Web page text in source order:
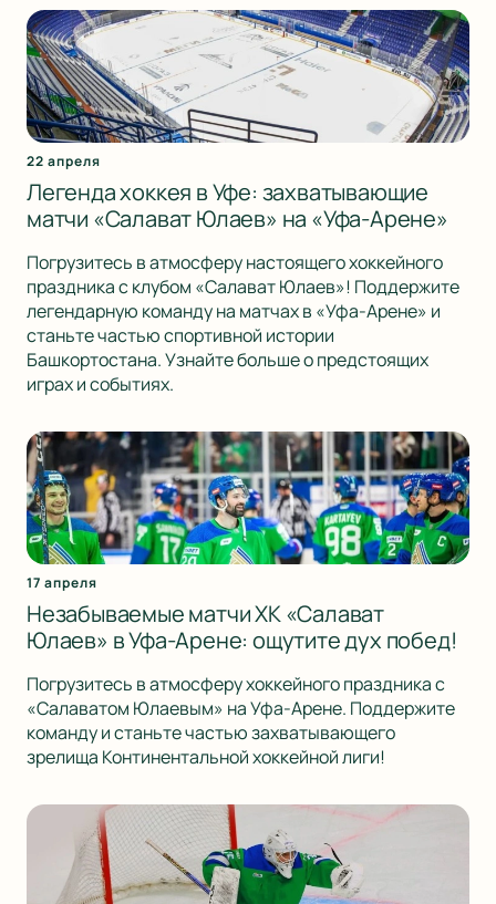
22 апреля
Легенда хоккея в Уфе: захватывающие
матчи «Салават Юлаев» на «Уфа-Арене»
Погрузитесь в атмосферу настоящего хоккейного
праздника с клубом «Салават Юлаев»! Поддержите
легендарную команду на матчах в «Уфа-Арене» и
станьте частью спортивной истории
Башкортостана. Узнайте больше о предстоящих
играх и событиях.
17 апреля
Незабываемые матчи ХК «Салават
Юлаев» в Уфа-Арене: ощутите дух побед!
Погрузитесь в атмосферу хоккейного праздника с
«Салаватом Юлаевым» на Уфа-Арене. Поддержите
команду и станьте частью захватывающего
зрелища Континентальной хоккейной лиги!